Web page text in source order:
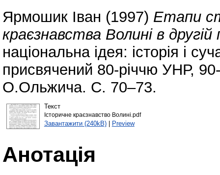
Ярмошик Іван (1997) Етапи
краєзнавства Волині в
національна ідея: історія і
присвячений 80-річчю УНР,
О.Ольжича. С. 70–73.
Текст
Історичне краєзнавство Волині.pdf
Завантажити (240kB)| Preview
Анотація